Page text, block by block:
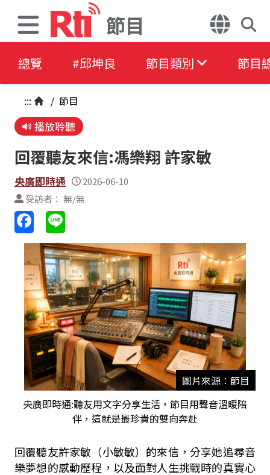
節目
總覽 #邱坤良 節目類別 節目
::: / 節目
播放聆聽
回覆聽友來信:馮樂翔 許家敏
央廣即時通
2026-06-10
受訪者： 無/無
圖片來源：節目
央廣即時通:聽友用文字分享生活，節目用聲音溫暖陪
伴，這就是最珍貴的雙向奔赴
回覆聽友許家敏（小敏敏）的來信，分享她追尋音
樂夢想的感動歷程，以及面對人生挑戰時的真實心